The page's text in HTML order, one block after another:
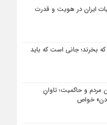
ایران در هویت و قدرت
بخرند؛ جانی است که باید
و حاکمیت؛ تاوانِ
خواص